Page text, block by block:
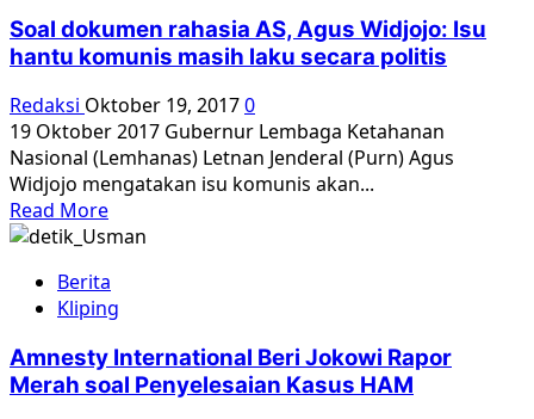
1965
Bukti
TNI
AD
Soal dokumen rahasia AS, Agus Widjojo: Isu
hantu komunis masih laku secara politis
Redaksi Oktober 19, 20170
19 Oktober 2017 Gubernur Lembaga Ketahanan
Nasional (Lemhanas) Letnan Jenderal (Purn) Agus
Widjojo mengatakan isu komunis akan...
Read MoreRead
more
Soal
dokumen
AS,
Agus
Berita
Kliping
Amnesty International Beri Jokowi Rapor
Merah soal Penyelesaian Kasus HAM